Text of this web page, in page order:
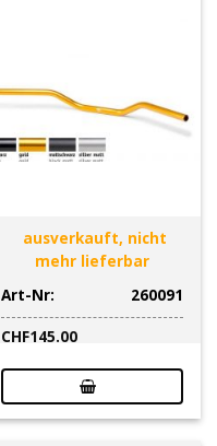
ausverkauft, nicht
mehr lieferbar
Art-Nr:
260091
CHF145.00